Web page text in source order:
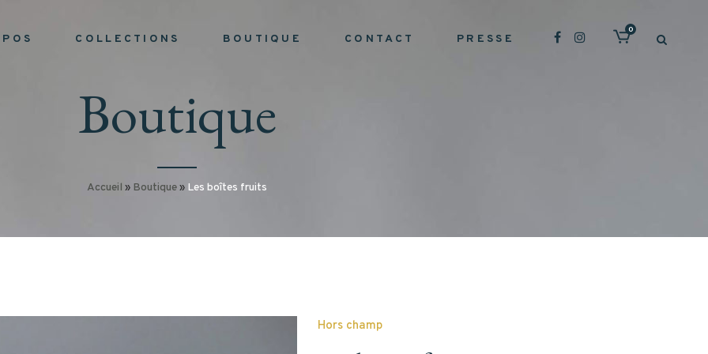
0
COLLECTIONS BOUTIQUE CONTACT PRESSE
Boutique
Accueil » Boutique» Les boîtes fruits
Hors champ